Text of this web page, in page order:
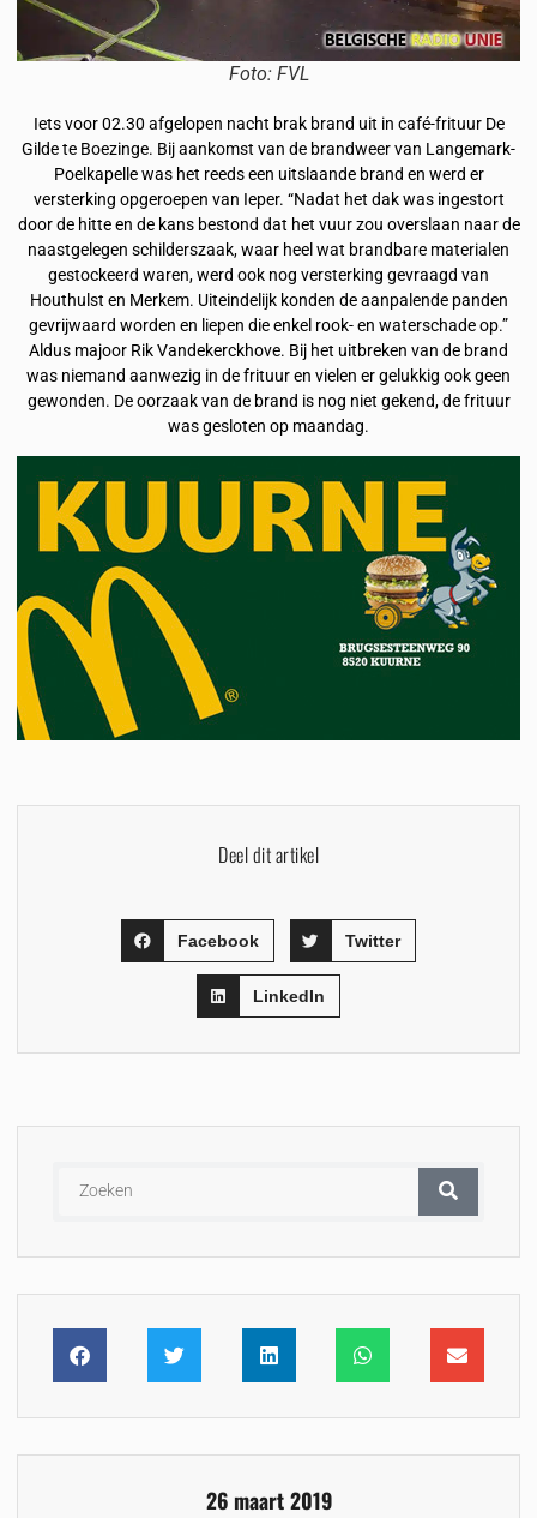
Foto: FVL
Iets voor 02.30 afgelopen nacht brak brand uit in café-frituur De
Gilde te Boezinge. Bij aankomst van de brandweer van Langemark-
Poelkapelle was het reeds een uitslaande brand en werd er
versterking opgeroepen van Ieper. “Nadat het dak was ingestort
door de hitte en de kans bestond dat het vuur zou overslaan naar de
naastgelegen schilderszaak, waar heel wat brandbare materialen
gestockeerd waren, werd ook nog versterking gevraagd van
Houthulst en Merkem. Uiteindelijk konden de aanpalende panden
gevrijwaard worden en liepen die enkel rook- en waterschade op.”
Aldus majoor Rik Vandekerckhove. Bij het uitbreken van de brand
was niemand aanwezig in de frituur en vielen er gelukkig ook geen
gewonden. De oorzaak van de brand is nog niet gekend, de frituur
was gesloten op maandag.
Deel dit artikel
Facebook Twitter
LinkedIn
26 maart 2019